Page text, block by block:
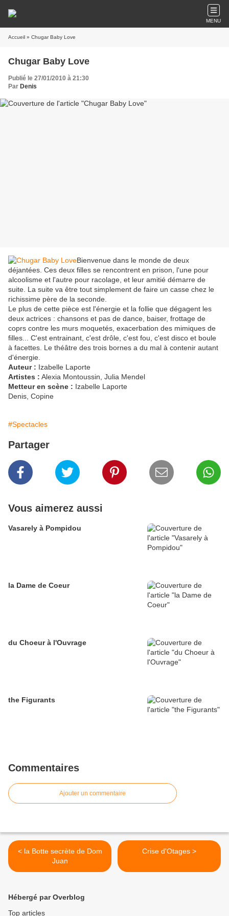
MENU
Accueil » Chugar Baby Love
Chugar Baby Love
Publié le 27/01/2010 à 21:30
Par Denis
Bienvenue dans le monde de deux
déjantées. Ces deux filles se rencontrent en prison, l'une pour
alcoolisme et l'autre pour racolage, et leur amitié démarre de
suite. La suite va être tout simplement de faire un casse chez le
richissime père de la seconde.
Le plus de cette pièce est l'énergie et la follie que dégagent les
deux actrices : chansons et pas de dance, baiser, frottage de
coprs contre les murs moquetés, exacerbation des mimiques de
filles... C'est entrainant, c'est drôle, c'est fou, c'est disco et boule
à facettes. Le théâtre des trois bornes a du mal à contenir autant
d'énergie.
Auteur : Izabelle Laporte
Artistes : Alexia Montoussin, Julia Mendel
Metteur en scène : Izabelle Laporte
Denis, Copine
#Spectacles
Partager
Vous aimerez aussi
Vasarely à Pompidou
la Dame de Coeur
du Choeur à l'Ouvrage
the Figurants
Commentaires
Ajouter un commentaire
< la Botte secrète de Dom
Juan
Crise d'Otages >
Hébergé par Overblog
Top articles